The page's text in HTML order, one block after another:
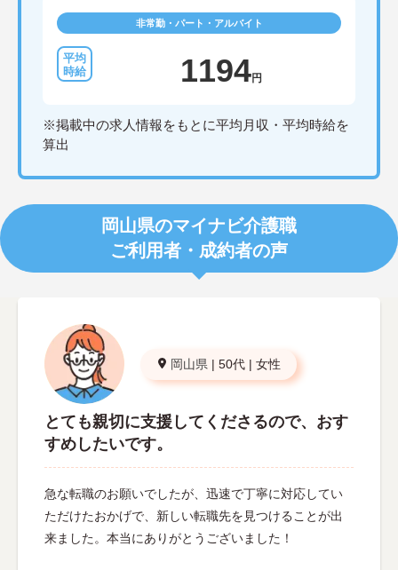
非常勤・パート・アルバイト
1194円
※掲載中の求人情報をもとに平均月収・平均時給を
算出
岡山県のマイナビ介護職
ご利用者・成約者の声
岡山県 | 50代 | 女性
とても親切に支援してくださるので、おす
すめしたいです。
急な転職のお願いでしたが、迅速で丁寧に対応してい
ただけたおかげで、新しい転職先を見つけることが出
来ました。本当にありがとうございました！